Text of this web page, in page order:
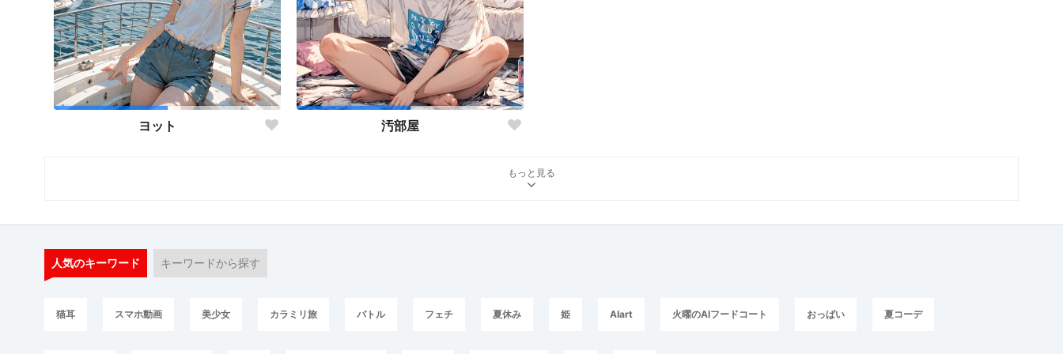
ヨット 汚部屋
もっと見る
人気のキーワード キーワードから探す
猫耳 スマホ動画 美少女 カラミリ旅 バトル フェチ 夏休み 姫 AIart 火曜のAIフードコート おっぱい 夏コーデ